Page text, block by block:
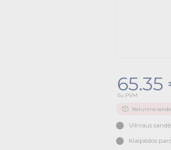
65.35
Su PVM
Neturime
Vilniaus
Klaipėdos